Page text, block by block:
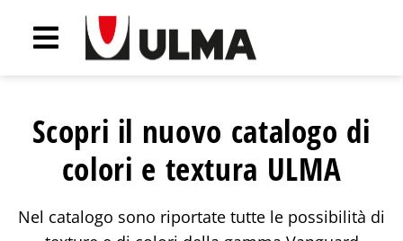
Scopri il nuovo catalogo di
colori e textura ULMA
Nel catalogo sono riportate tutte le possibilità di